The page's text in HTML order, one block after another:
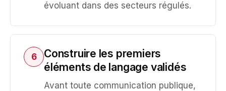
évoluant dans des secteurs régulés.
6
Construire les premiers
éléments de langage validés
Avant toute communication publique,